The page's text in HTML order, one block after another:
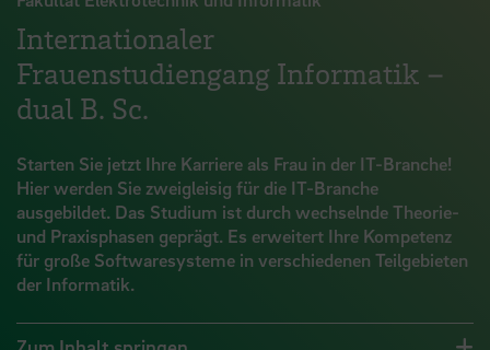
Internationaler
Frauenstudiengang Informatik –
dual B. Sc.
Starten Sie jetzt Ihre Karriere als Frau in der IT-Branche!
Hier werden Sie zweigleisig für die IT-Branche
ausgebildet. Das Studium ist durch wechselnde Theorie-
und Praxisphasen geprägt. Es erweitert Ihre Kompetenz
für große Softwaresysteme in verschiedenen Teilgebieten
der Informatik.